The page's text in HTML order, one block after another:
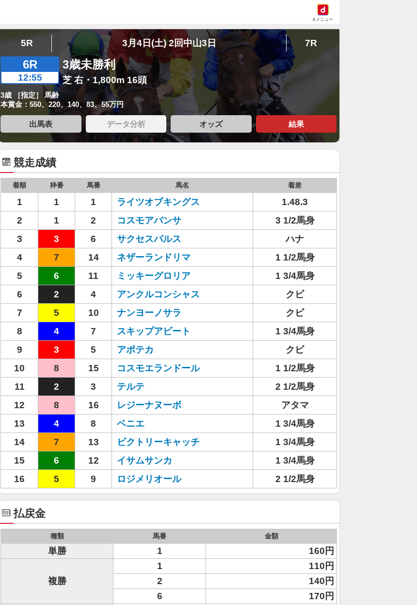
dメニュー
5R 3月4日(土) 2回中山3日 7R
6R
12:55
3歳未勝利
芝 右・1,800m 16頭
3歳 ［指定］ 馬齢
本賞金：550、220、140、83、55万円
出馬表 データ分析 オッズ 結果
競走成績
着順 枠番 馬番 馬名 着差
1 1 1 ライツオブキングス
1.48.3
2
1 2 コスモアバンサ
3 1/2馬身
3
3 6 サクセスパルス
ハナ
4
7 14 ネザーランドリマ
1 1/2馬身
5
6 11 ミッキーグロリア
1 3/4馬身
6
2 4 アンクルコンシャス
クビ
7
5 10 ナンヨーノサラ
クビ
8
4 7 スキップアビート
1 3/4馬身
9
3 5 アポテカ
クビ
10
8 15 コスモエランドール
1 1/2馬身
11
2 3 テルテ
2 1/2馬身
12
8 16 レジーナヌーボ
アタマ
13
4 8 ベニエ
1 3/4馬身
14
7 13 ビクトリーキャッチ
1 3/4馬身
15
6 12 イサムサンカ
1 3/4馬身
16
5 9 ロジメリオール 2 1/2馬身
払戻金
種類 馬番 金額
単勝 1 160円
複勝
1
110円
2
140円
6
170円